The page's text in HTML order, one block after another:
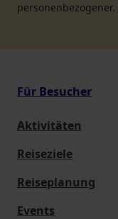
personenbezogener.
Für Besucher
Aktivitäten
Reiseziele
Reiseplanung
Events